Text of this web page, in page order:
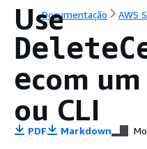
Documentação AWS
Use
ecom um
ou CLI
PDF Markdown